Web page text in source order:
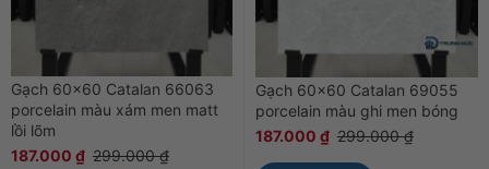
Gạch 60×60 Catalan 66063
porcelain màu xám men matt
lồi lõm
187.000 ₫ 299.000₫
Gạch 60×60 Catalan 69055
porcelain màu ghi men bóng
187.000 ₫ 299.000₫